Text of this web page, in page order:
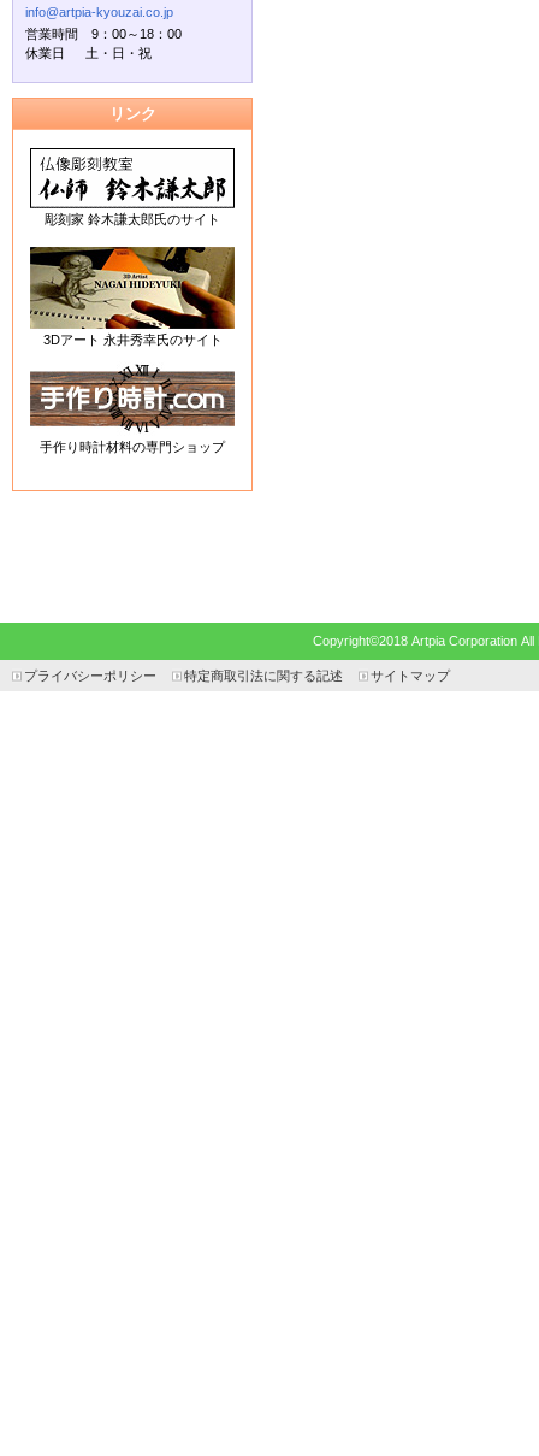
info@artpia-kyouzai.co.jp
営業時間 9：00～18：00
休業日 土・日・祝
リンク
彫刻家 鈴木謙太郎氏のサイト
3Dアート 永井秀幸氏のサイト
手作り時計材料の専門ショップ
Copyright©2018 Artpia Corporation
プライバシーポリシー 特定商取引法に関する記述 サイトマップ